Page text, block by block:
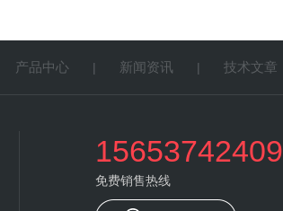
产品中心 | 新闻资讯 | 技术文章
15653742409
免费销售热线